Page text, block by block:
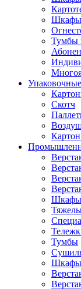
Шкафы
Тумбы
Скотч
Шкафы
Тумбы
Шкафы